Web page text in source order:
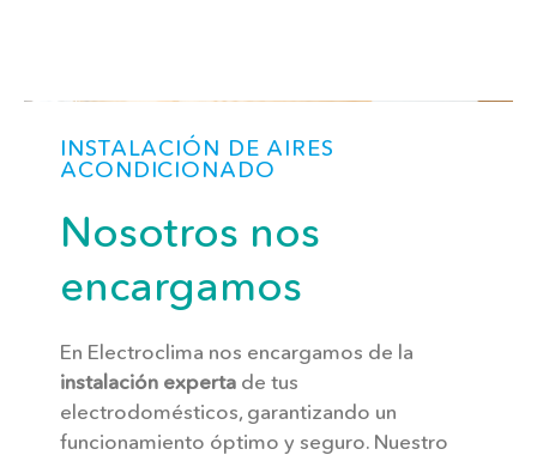
INSTALACIÓN DE AIRES
ACONDICIONADO
Nosotros nos
encargamos
En Electroclima nos encargamos de la
instalación experta de tus
electrodomésticos, garantizando un
funcionamiento óptimo y seguro. Nuestro